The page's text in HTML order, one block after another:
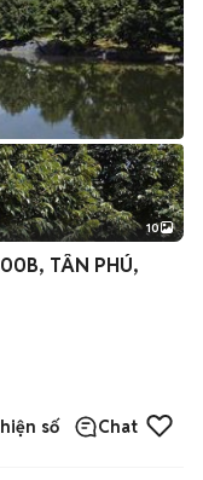
+2
10
TÂN PHÚ,
số Chat